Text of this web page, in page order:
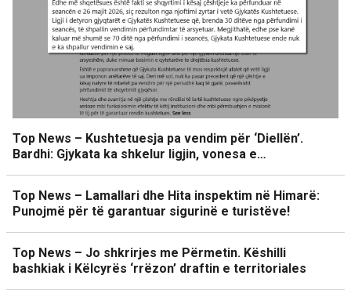
Top News – Kushtetuesja pa vendim për ‘Diellën’.
Bardhi: Gjykata ka shkelur ligjin, vonesa e…
Top News – Lamallari dhe Hita inspektim në Himarë:
Punojmë për të garantuar sigurinë e turistëve!
Top News – Jo shkrirjes me Përmetin. Këshilli
bashkiak i Këlcyrës ‘rrëzon’ draftin e territoriales